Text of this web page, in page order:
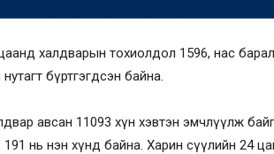
халдварын тохиолдол 1596, нас
бүртгэгдсэн байна.
авсан 11093 хүн хэвтэн эмчлүүлж
нь нэн хүнд байна. Харин сүүлийн 24